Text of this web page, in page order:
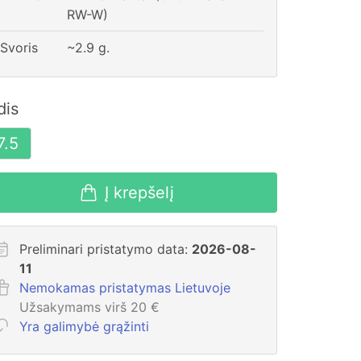
RW-W)
Svoris ~2.9 g.
Į krepšelį
Preliminari pristatymo data: 2026-08-
11
Nemokamas pristatymas Lietuvoje
Užsakymams virš 20 €
Yra galimybė grąžinti